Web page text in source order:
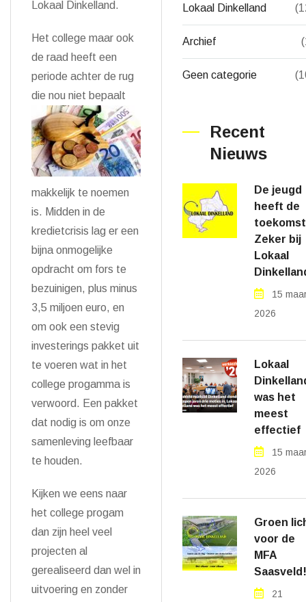
Lokaal Dinkelland.
Het college maar ook
de raad heeft een
periode achter de rug
die nou niet bepaalt
makkelijk te noemen
is. Midden in de
kredietcrisis lag er een
bijna onmogelijke
opdracht om fors te
bezuinigen, plus minus
3,5 miljoen euro, en
om ook een stevig
investerings pakket uit
te voeren wat in het
college progamma is
verwoord. Een pakket
dat nodig is om onze
samenleving leefbaar
te houden.
Kijken we eens naar
het college progam
dan zijn heel veel
projecten al
gerealiseerd dan wel in
uitvoering en zonder
Lokaal Dinkelland
Archief
Geen categorie
Recent
Nieuws
De jeugd
heeft de
Zeker bij
Lokaal
15
2026
Lokaal
was het
meest
effectief
15
2026
Groen
voor de
MFA
Saasveld!
21